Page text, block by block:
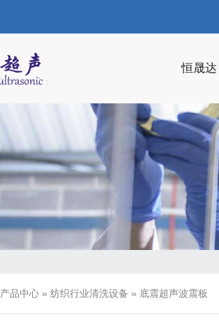
恒晟达
产品中心 » 纺织行业清洗设备 » 底震超声波震板